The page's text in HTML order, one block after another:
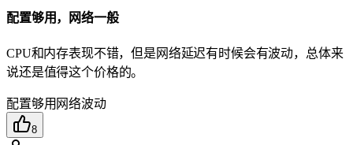
配置够用，网络一般
CPU和内存表现不错，但是网络延迟有时候会有波动，总体来
说还是值得这个价格的。
配置够用 网络波动
8